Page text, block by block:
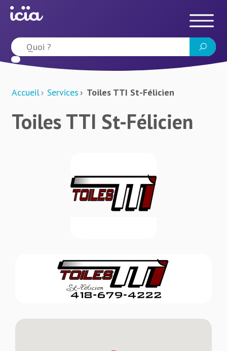
Accueil Services Toiles TTI St-Félicien
Toiles TTI St-Félicien